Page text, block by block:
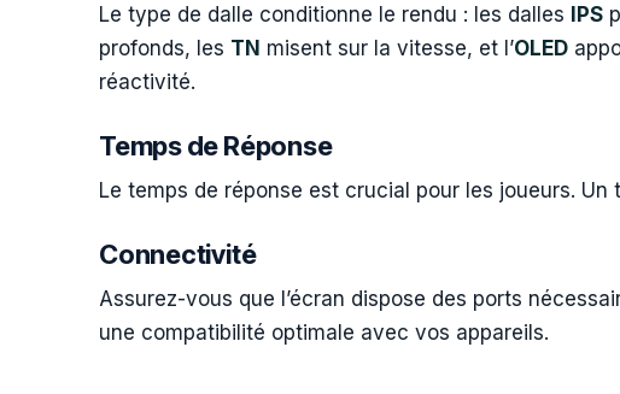
Le type de dalle conditionne le rendu : les dalles IPS
profonds, les TN misent sur la vitesse, et l’OLED
réactivité.
Temps de Réponse
Le temps de réponse est crucial pour les joueurs. Un
Connectivité
Assurez-vous que l’écran dispose des ports
une compatibilité optimale avec vos appareils.